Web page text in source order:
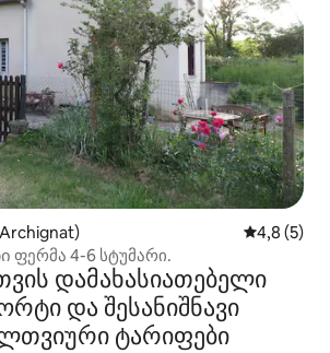
საშუალო
4,8 (5)
4-6 სტუმარი.
დამახასიათებელი
და შესანიშნავი
ტარიფები